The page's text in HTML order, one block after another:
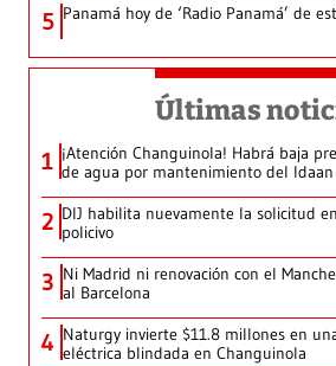
5 Panamá hoy de ‘Radio Panamá’ de
Últimas
1 ¡Atención Changuinola! Habrá baja
de agua por mantenimiento del Idaan
2 DIJ habilita nuevamente la solicitud
policivo
3 Ni Madrid ni renovación con el
al Barcelona
4 Naturgy invierte $11.8 millones en
eléctrica blindada en Changuinola